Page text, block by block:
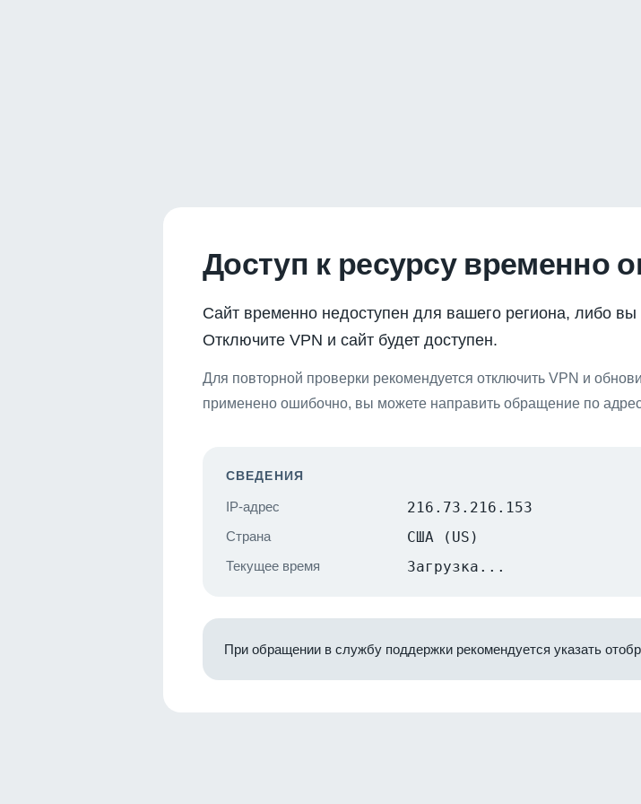
Доступ к ресурсу временно
Сайт временно недоступен для вашего региона, либо вы
Отключите VPN и сайт будет доступен.
Для повторной проверки рекомендуется отключить VPN и
применено ошибочно, вы можете направить обращение по
СВЕДЕНИЯ
IP-адрес 216.73.216.153
Страна США (US)
Текущее время Загрузка...
При обращении в службу поддержки рекомендуется указать